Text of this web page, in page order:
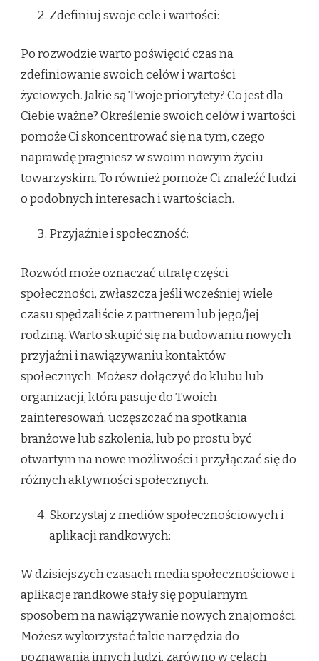
Zdefiniuj swoje cele i wartości:
Po rozwodzie warto poświęcić czas na
zdefiniowanie swoich celów i wartości
życiowych. Jakie są Twoje priorytety? Co jest dla
Ciebie ważne? Określenie swoich celów i wartości
pomoże Ci skoncentrować się na tym, czego
naprawdę pragniesz w swoim nowym życiu
towarzyskim. To również pomoże Ci znaleźć ludzi
o podobnych interesach i wartościach.
Przyjaźnie i społeczność:
Rozwód może oznaczać utratę części
społeczności, zwłaszcza jeśli wcześniej wiele
czasu spędzaliście z partnerem lub jego/jej
rodziną. Warto skupić się na budowaniu nowych
przyjaźni i nawiązywaniu kontaktów
społecznych. Możesz dołączyć do klubu lub
organizacji, która pasuje do Twoich
zainteresowań, uczęszczać na spotkania
branżowe lub szkolenia, lub po prostu być
otwartym na nowe możliwości i przyłączać się do
różnych aktywności społecznych.
Skorzystaj z mediów społecznościowych i
aplikacji randkowych:
W dzisiejszych czasach media społecznościowe i
aplikacje randkowe stały się popularnym
sposobem na nawiązywanie nowych znajomości.
Możesz wykorzystać takie narzędzia do
poznawania innych ludzi, zarówno w celach